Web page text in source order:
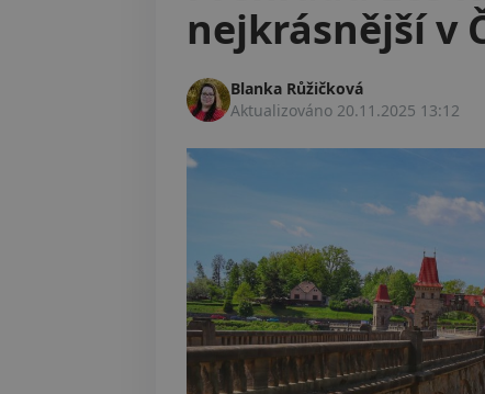
nejkrásnější v
Blanka Růžičková
Aktualizováno 20.11.2025 13:12